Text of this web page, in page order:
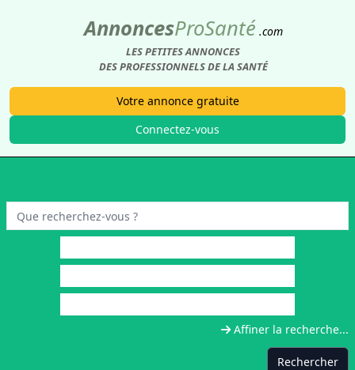
AnnoncesProSanté .com
LES PETITES ANNONCES
DES PROFESSIONNELS DE LA SANTÉ
Votre annonce gratuite
Connectez-vous
Affiner la recherche...
Rechercher